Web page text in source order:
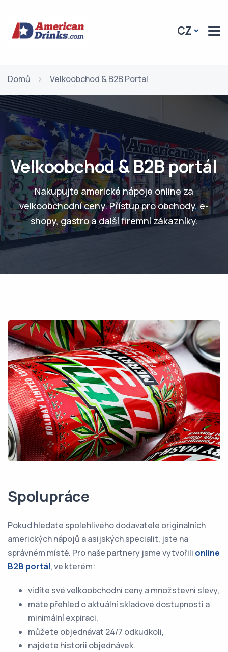
CZ
Domů Velkoobchod & B2B Portal
Velkoobchod & B2B portál
Nakupujte americké nápoje online za
velkoobchodní ceny. Přístup pro obchody, e-
shopy, gastro a další firemní zákazníky.
Spolupráce
Pokud hledáte spolehlivého dodavatele originálních
amerických nápojů a asijských specialit, jste na
správném místě. Pro naše partnery jsme vytvořili online
B2B portál, ve kterém:
vidíte své velkoobchodní ceny a množstevní slevy,
máte přehled o aktuální skladové dostupnosti a
minimální expiraci,
můžete objednávat 24/7 odkudkoli,
najdete historii objednávek.